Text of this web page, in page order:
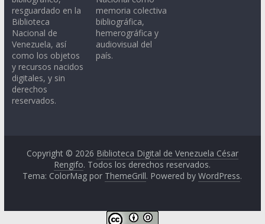
resguardado en la
Biblioteca
Nacional de
Venezuela, así
como los objetos
y recursos nacidos
digitales, y sin
derechos
reservados.
memoria colectiva
bibliográfica,
hemerográfica y
audiovisual del
país.
Copyright © 2026 Biblioteca Digital de Venezuela César
Rengifo. Todos los derechos reservados.
Tema: ColorMag por ThemeGrill. Powered byWordPress.